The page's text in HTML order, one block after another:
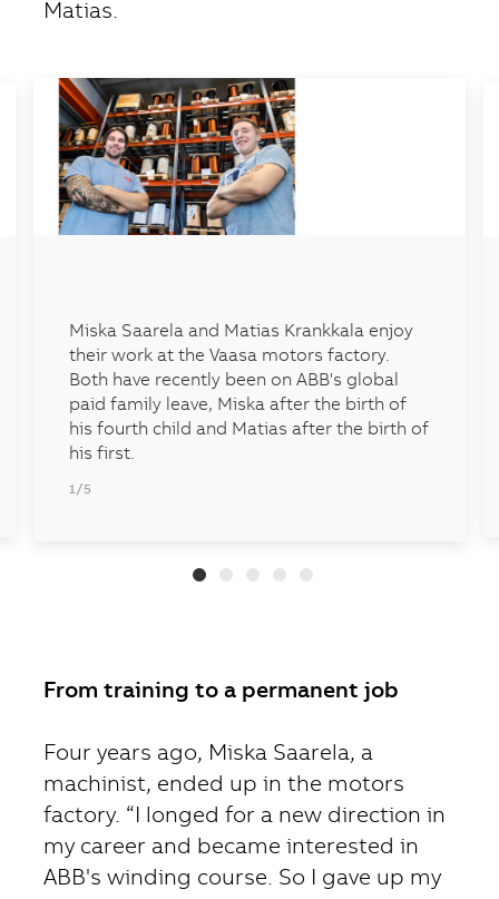
Matias.
Miska Saarela and Matias Krankkala enjoy
their work at the Vaasa motors factory.
Both have recently been on ABB's global
paid family leave, Miska after the birth of
his fourth child and Matias after the birth of
his first.
1/5
From training to a permanent job
Four years ago, Miska Saarela, a
machinist, ended up in the motors
factory. “I longed for a new direction in
my career and became interested in
ABB's winding course. So I gave up my